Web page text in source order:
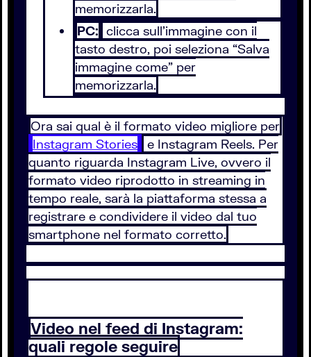
memorizzarla.
PC: clicca sull’immagine con il
tasto destro, poi seleziona “Salva
immagine come” per
memorizzarla.
Ora sai qual è il formato video migliore per
Instagram Stories
e Instagram Reels. Per
quanto riguarda Instagram Live, ovvero il
formato video riprodotto in streaming in
tempo reale, sarà la piattaforma stessa a
registrare e condividere il video dal tuo
smartphone nel formato corretto.
Video nel feed di Instagram:
quali regole seguire